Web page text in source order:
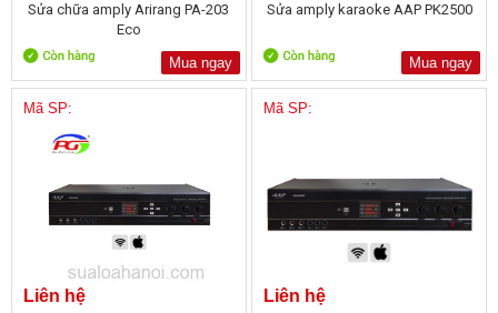
Sửa chữa amply Arirang PA-203
Eco
Mua ngay
Sửa amply karaoke AAP PK2500
Mua ngay
Mã SP:
Liên hệ
Mã SP:
Liên hệ